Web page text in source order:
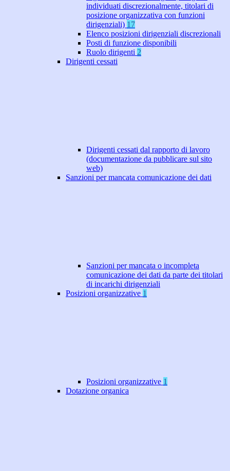
individuati discrezionalmente, titolari di
posizione organizzativa con funzioni
dirigenziali) 17
Elenco posizioni dirigenziali discrezionali
Posti di funzione disponibili
Ruolo dirigenti 2
Dirigenti cessati
Dirigenti cessati dal rapporto di lavoro
(documentazione da pubblicare sul sito
web)
Sanzioni per mancata comunicazione dei dati
Sanzioni per mancata o incompleta
comunicazione dei dati da parte dei titolari
di incarichi dirigenziali
Posizioni organizzative 1
Posizioni organizzative 1
Dotazione organica